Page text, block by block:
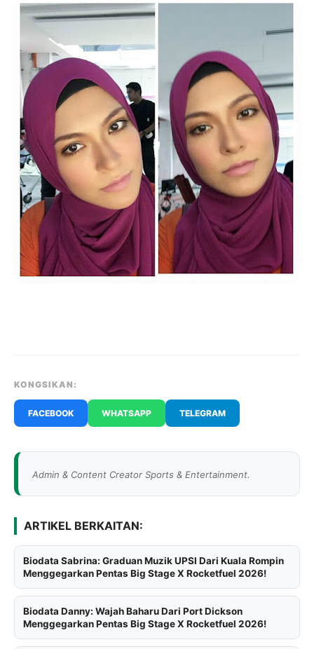
KONGSIKAN:
FACEBOOK WHATSAPP TELEGRAM
Admin & Content Creator Sports & Entertainment.
ARTIKEL BERKAITAN:
Biodata Sabrina: Graduan Muzik UPSI Dari Kuala Rompin
Menggegarkan Pentas Big Stage X Rocketfuel 2026!
Biodata Danny: Wajah Baharu Dari Port Dickson
Menggegarkan Pentas Big Stage X Rocketfuel 2026!